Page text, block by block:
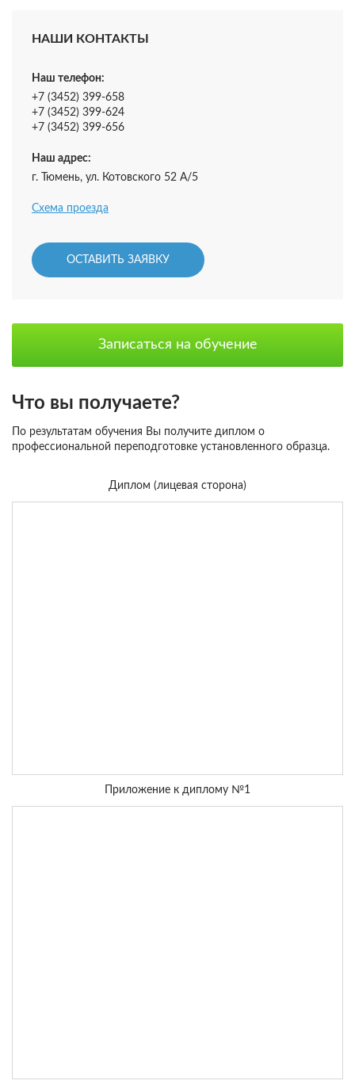
НАШИ КОНТАКТЫ
Наш телефон:
+7 (3452) 399-658
+7 (3452) 399-624
+7 (3452) 399-656
Наш адрес:
г. Тюмень, ул. Котовского 52 А/5
Схема проезда
ОСТАВИТЬ ЗАЯВКУ
Записаться на обучение
Что вы получаете?
По результатам обучения Вы получите диплом о
профессиональной переподготовке установленного образца.
Диплом (лицевая сторона)
Приложение к диплому №1